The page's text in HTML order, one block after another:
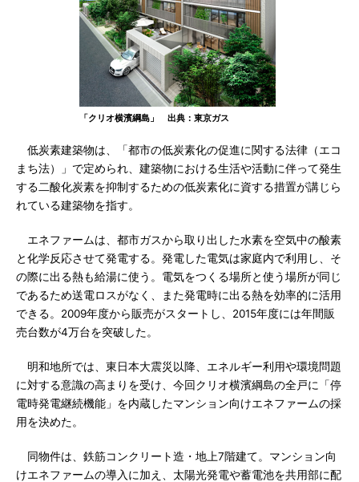
「クリオ横濱綱島」 出典：東京ガス
低炭素建築物は、「都市の低炭素化の促進に関する法律（エコ
まち法）」で定められ、建築物における生活や活動に伴って発生
する二酸化炭素を抑制するための低炭素化に資する措置が講じら
れている建築物を指す。
エネファームは、都市ガスから取り出した水素を空気中の酸素
と化学反応させて発電する。発電した電気は家庭内で利用し、そ
の際に出る熱も給湯に使う。電気をつくる場所と使う場所が同じ
であるため送電ロスがなく、また発電時に出る熱を効率的に活用
できる。2009年度から販売がスタートし、2015年度には年間販
売台数が4万台を突破した。
明和地所では、東日本大震災以降、エネルギー利用や環境問題
に対する意識の高まりを受け、今回クリオ横濱綱島の全戸に「停
電時発電継続機能」を内蔵したマンション向けエネファームの採
用を決めた。
同物件は、鉄筋コンクリート造・地上7階建て。マンション向
けエネファームの導入に加え、太陽光発電や蓄電池を共用部に配